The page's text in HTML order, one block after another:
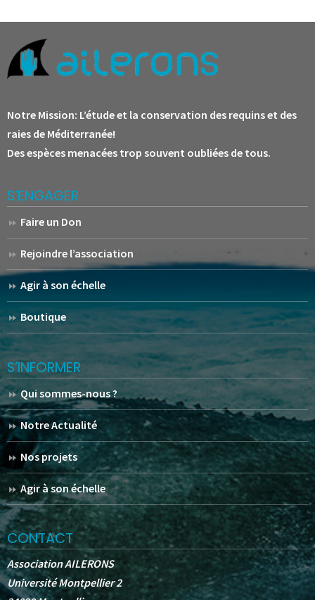
Notre Mission: L’étude et la conservation des requins et des
raies de Méditerranée!
Des espèces menacées trop souvent oubliées de tous.
S’ENGAGER
Faire un Don
Rejoindre l’association
Agir à son échelle
Boutique
S’INFORMER
Qui sommes-nous ?
Notre Actualité
Nos projets
Agir à son échelle
CONTACT
Association AILERONS
Université Montpellier 2